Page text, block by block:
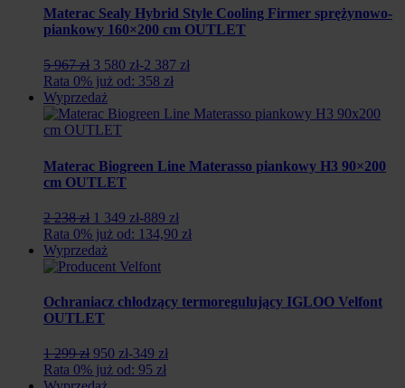
zł.
zł.
Materac Sealy Hybrid Style Cooling Firmer sprężynowo-
piankowy 160×200 cm OUTLET
5 967 zł Pierwotna
cena
wynosiła:
5
967
3 580 złAktualna
cena
3
-2 387 zł
Rata 0% już od: 358 zł
Wyprzedaż
Materac Biogreen Line Materasso piankowy H3 90×200
cm OUTLET
2 238 zł Pierwotna
cena
wynosiła:
2
zł.
1 349 złAktualna
cena
1
zł.
-889 zł
Rata 0% już od: 134,90 zł
Wyprzedaż
Ochraniacz chłodzący termoregulujący IGLOO Velfont
OUTLET
1 299 zł Pierwotna
cena
950 złAktualna
cena
-349 zł
Rata 0% już od: 95 zł